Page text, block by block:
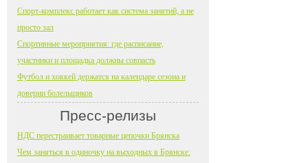
Спорт-комплекс работает как система занятий, а не
просто зал
Спортивные мероприятия: где расписание,
участники и площадка должны совпасть
Футбол и хоккей держатся на календаре сезона и
доверии болельщиков
Пресс-релизы
НДС перестраивает товарные цепочки Брянска
Чем заняться в одиночку на выходных в Брянске: